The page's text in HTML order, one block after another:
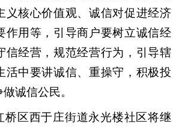
义核心价值观、诚信对促进经济
作用等，引导商户要树立诚信经
信经营，规范经营行为，引导辖
活中要讲诚信、重操守，积极投
诚信公民。
桥区西于庄街道永光楼社区将继